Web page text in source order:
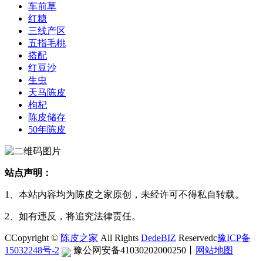
车前草
红糖
三线产区
五指毛桃
搭配
红豆沙
生虫
天马陈皮
枸杞
陈皮储存
50年陈皮
站点声明：
1、本站内容均为陈皮之家原创，未经许可不得私自转载。
2、如有违反，将追究法律责任。
CCopyright © 陈皮之家 All Rights DedeBIZ Reservedc豫ICP备
15032248号-2
豫公网安备41030202000250 网站地图